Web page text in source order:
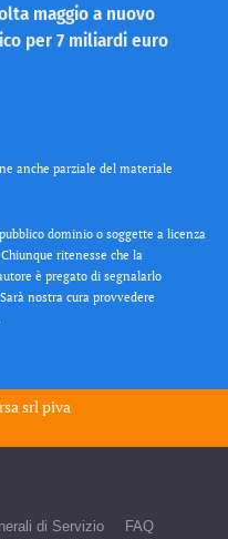
maggio a nuovo
per 7 miliardi euro
anche parziale del materiale
dominio o soggette a licenza
ritenesse che la
è pregato di segnalarlo
nostra cura provvedere
srl piva
di Servizio FAQ